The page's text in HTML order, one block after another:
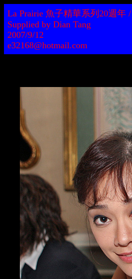
La Prairie 魚子精華系列20週年
Supplied by Dian Tang
2007/9/12
e32168@hotmail.com